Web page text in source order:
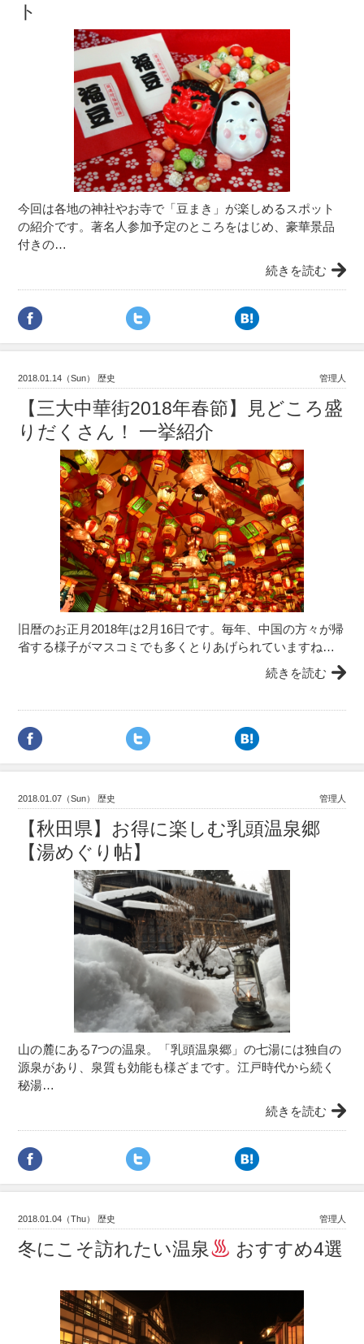
ト
今回は各地の神社やお寺で「豆まき」が楽しめるスポット
の紹介です。著名人参加予定のところをはじめ、豪華景品
付きの…
続きを読む
2018.01.14（Sun） 歴史 管理人
【三大中華街2018年春節】見どころ盛
りだくさん！ 一挙紹介
旧暦のお正月2018年は2月16日です。毎年、中国の方々が帰
省する様子がマスコミでも多くとりあげられていますね…
続きを読む
2018.01.07（Sun） 歴史 管理人
【秋田県】お得に楽しむ乳頭温泉郷
【湯めぐり帖】
山の麓にある7つの温泉。「乳頭温泉郷」の七湯には独自の
源泉があり、泉質も効能も様ざまです。江戸時代から続く
秘湯…
続きを読む
2018.01.04（Thu） 歴史 管理人
冬にこそ訪れたい温泉 おすすめ4選